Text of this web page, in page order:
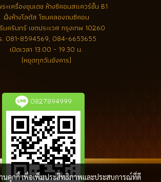
ะเครื่องขุนเดช ห้างซีคอนสแควร์ชั้น B1
ฝั่งห้างโลตัส โซนคลองถมซีคอน
นครินทร์ เขตประเวศ กรุงเทพ 10260
. 081-8594569, 084-6653655
เปิดเวลา 13.00 - 19.30 น.
(หยุดทุกวันอังคาร)
0827894999
านคุกกี้ เพื่อเพิ่มประสิทธิภาพและประสบการณ์ที่ดี